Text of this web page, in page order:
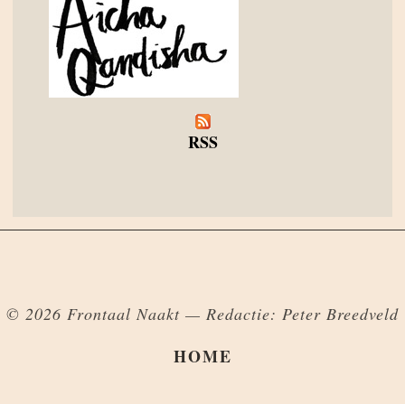
RSS
© 2026 Frontaal Naakt — Redactie: Peter Breedveld
HOME